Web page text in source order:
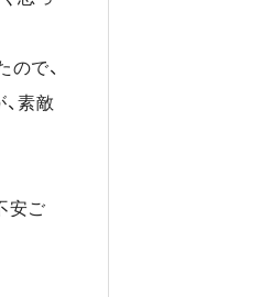
で、
素敵
安ご